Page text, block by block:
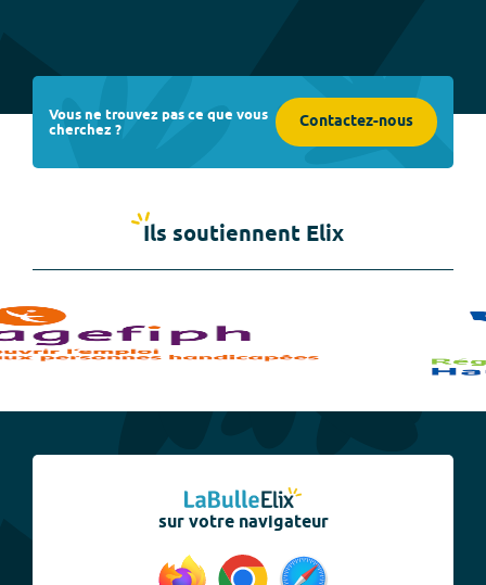
Vous ne trouvez pas ce que vous
cherchez ? Contactez-nous
Ils soutiennent Elix
sur votre navigateur